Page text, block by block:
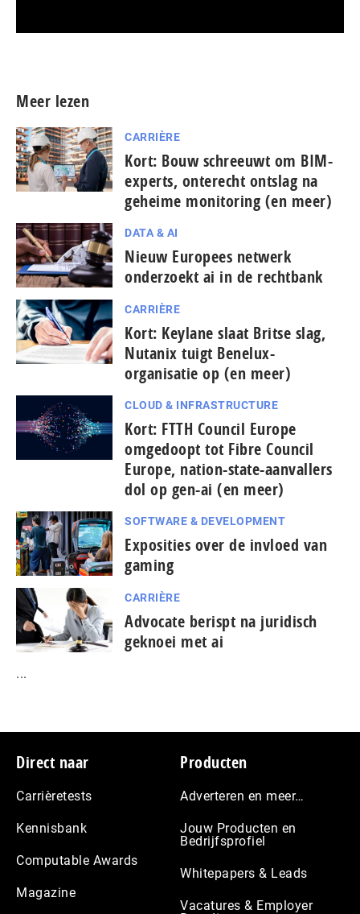
Meer lezen
CARRIÈRE
Kort: Bouw schreeuwt om BIM-
experts, onterecht ontslag na
geheime monitoring (en meer)
DATA & AI
Nieuw Europees netwerk
onderzoekt ai in de rechtbank
CARRIÈRE
Kort: Keylane slaat Britse slag,
Nutanix tuigt Benelux-
organisatie op (en meer)
CLOUD & INFRASTRUCTURE
Kort: FTTH Council Europe
omgedoopt tot Fibre Council
Europe, nation-state-aanvallers
dol op gen-ai (en meer)
SOFTWARE & DEVELOPMENT
Exposities over de invloed van
gaming
CARRIÈRE
Advocate berispt na juridisch
geknoei met ai
...
Footer
Direct naar
Carrièretests
Kennisbank
Computable Awards
Magazine
Producten
Adverteren en meer…
Jouw Producten en
Bedrijfsprofiel
Whitepapers & Leads
Vacatures & Employer